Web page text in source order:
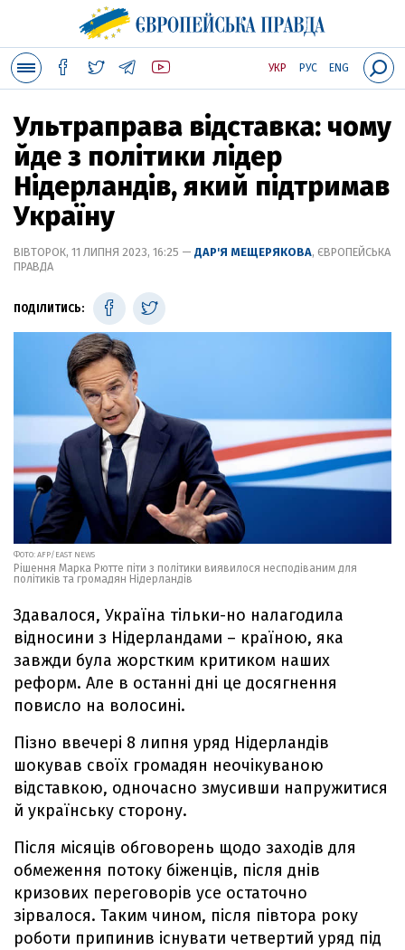
УКР РУС ENG
Ультраправа відставка: чому
йде з політики лідер
Нідерландів, який підтримав
Україну
ВІВТОРОК, 11 ЛИПНЯ 2023, 16:25 — ДАР'Я МЕЩЕРЯКОВА, ЄВРОПЕЙСЬКА
ПРАВДА
ПОДІЛИТИСЬ:
ФОТО: AFP/EAST NEWS
Рішення Марка Рютте піти з політики виявилося несподіваним для
політиків та громадян Нідерландів
Здавалося, Україна тільки-но налагодила
відносини з Нідерландами – країною, яка
завжди була жорстким критиком наших
реформ. Але в останні дні це досягнення
повисло на волосині.
Пізно ввечері 8 липня уряд Нідерландів
шокував своїх громадян неочікуваною
відставкою, одночасно змусивши напружитися
й українську сторону.
Після місяців обговорень щодо заходів для
обмеження потоку біженців, після днів
кризових переговорів усе остаточно
зірвалося. Таким чином, після півтора року
роботи припинив існувати четвертий уряд під